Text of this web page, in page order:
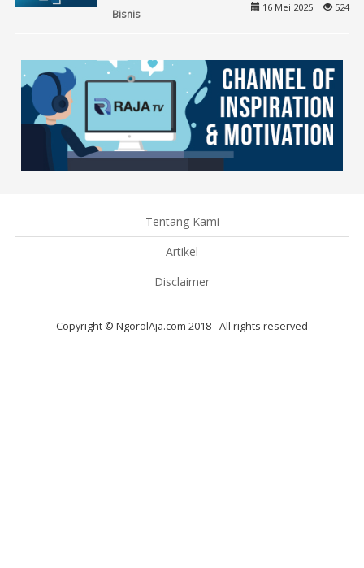
Bisnis
16 Mei 2025 | 524
Tentang Kami
Artikel
Disclaimer
Copyright © NgorolAja.com 2018 - All rights reserved